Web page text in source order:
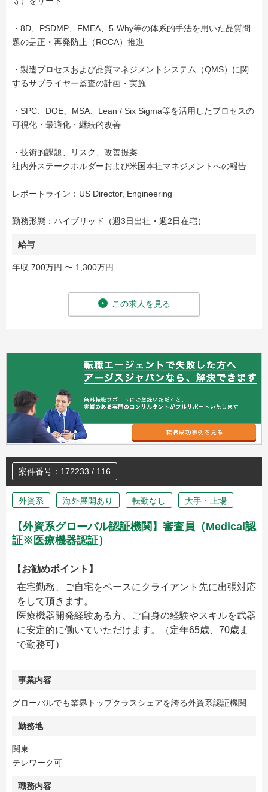
・8D、PSDMP、FMEA、5-Why等の体系的手法を用いた品質問
題の是正・再発防止（RCCA）推進
・製造プロセスおよび品質マネジメントシステム（QMS）に関
するサプライヤー監査の計画・実施
・SPC、DOE、MSA、Lean / Six Sigma等を活用したプロセスの
可視化・最適化・継続的改善
・技術的課題、リスク、改善提案
社内外ステークホルダーおよび米国本社マネジメントへの報告
レポートライン：US Director, Engineering
勤務形態：ハイブリッド（週3日出社・週2日在宅）
給与
年収 700万円 〜 1,300万円
この求人を見る
案件番号：172233 / 116
外資系 海外展開あり 転勤なし 大手・上場
【外資系グローバル認証機関】審査員（Medical認
証※医療機器認証）
【お勧めポイント】
在宅勤務、ご自宅をベースにクライアント先に出張対応
をして頂きます。
医療機器開発経験ある方、ご自身の経験やスキルを武器
に安定的に働いていただけます。（定年65歳、70歳ま
で勤務可）
事業内容
グローバルでも業界トップクラスシェアを誇る外資系認証機関
勤務地
関東
テレワーク可
職務内容